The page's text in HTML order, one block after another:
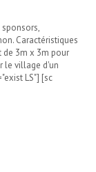
Caractéristiques
de 3m x 3m pour
le village d'un
LS"] [sc